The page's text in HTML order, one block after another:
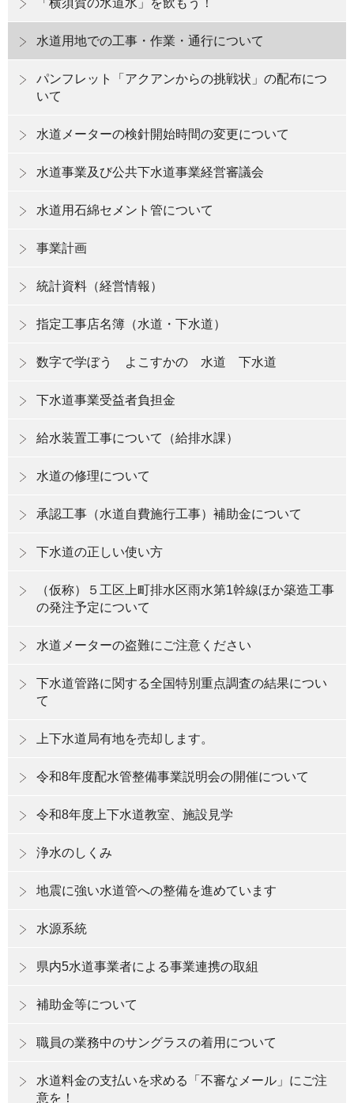
「横須賀の水道水」を飲もう！
水道用地での工事・作業・通行について
パンフレット「アクアンからの挑戦状」の配布につ
いて
水道メーターの検針開始時間の変更について
水道事業及び公共下水道事業経営審議会
水道用石綿セメント管について
事業計画
統計資料（経営情報）
指定工事店名簿（水道・下水道）
数字で学ぼう よこすかの 水道 下水道
下水道事業受益者負担金
給水装置工事について（給排水課）
水道の修理について
承認工事（水道自費施行工事）補助金について
下水道の正しい使い方
（仮称）５工区上町排水区雨水第1幹線ほか築造工事
の発注予定について
水道メーターの盗難にご注意ください
下水道管路に関する全国特別重点調査の結果につい
て
上下水道局有地を売却します。
令和8年度配水管整備事業説明会の開催について
令和8年度上下水道教室、施設見学
浄水のしくみ
地震に強い水道管への整備を進めています
水源系統
県内5水道事業者による事業連携の取組
補助金等について
職員の業務中のサングラスの着用について
水道料金の支払いを求める「不審なメール」にご注
意を！